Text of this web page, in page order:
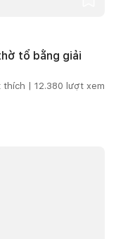
tổ bằng giải
thích | 12.380 lượt xem